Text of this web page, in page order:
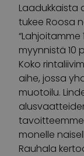
Laadukkaista
tukee Roosa
“Lahjoitamme
myynnistä 10
Koko
aihe, jossa
muotoilu.
monelle
Rauhala